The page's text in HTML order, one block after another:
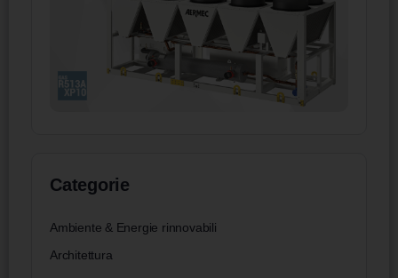
Categorie
Ambiente & Energie rinnovabili
Architettura